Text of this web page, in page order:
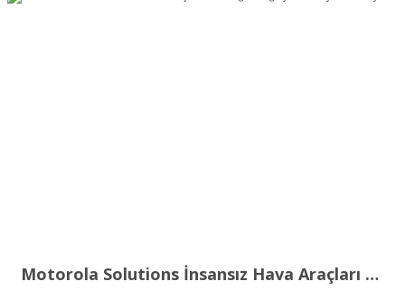
Motorola Solutions İnsansız Hava Araçları Güvenliğini Sağlayan Firmayı Satın Alıyor